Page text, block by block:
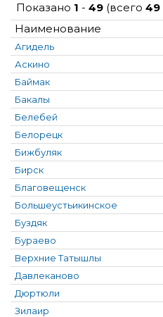
Показано 1 - 49 (всего 49
Наименование
Агидель
Аскино
Баймак
Бакалы
Белебей
Белорецк
Бижбуляк
Бирск
Благовещенск
Большеустьикинское
Буздяк
Бураево
Верхние Татышлы
Давлеканово
Дюртюли
Зилаир